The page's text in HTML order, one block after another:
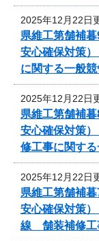
2025年12月22日
県維工第舗補
安心確保対策
に関する一般
2025年12月22日
県維工第舗補
安心確保対策
修工事に関す
2025年12月22日
県維工第舗補
安心確保対策
線 舗装補修工